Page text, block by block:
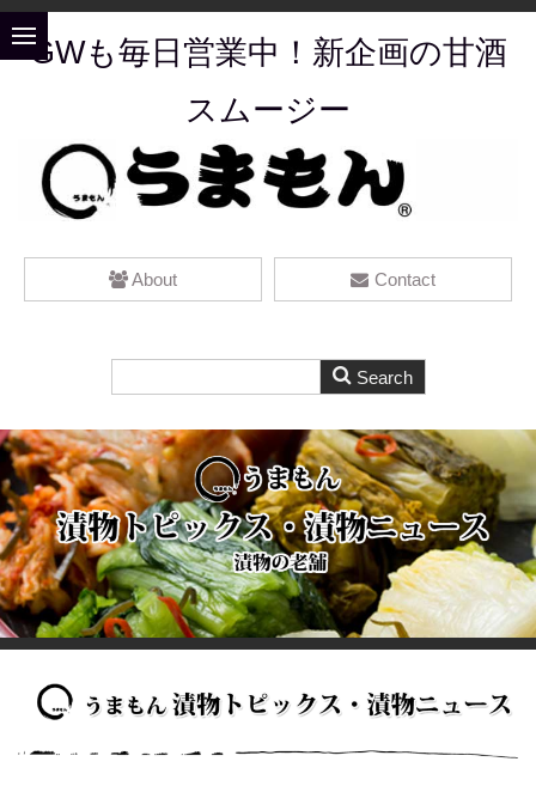
GWも毎日営業中！新企画の甘酒
スムージー
About Contact